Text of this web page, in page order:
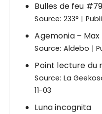
Bulles de feu
Source: 233°
Agemonia –
Source: Aldebo
Point lecture du
Source: La
11-03
Luna incognita